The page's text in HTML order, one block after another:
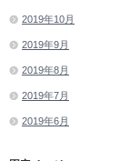
2019年10月
2019年9月
2019年8月
2019年7月
2019年6月